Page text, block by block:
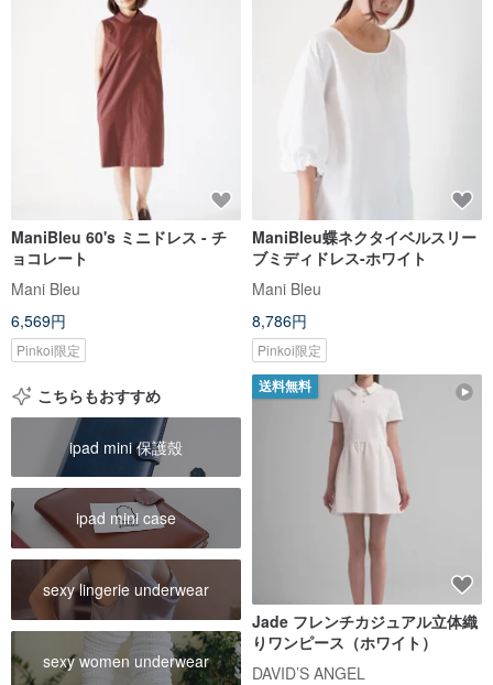
ManiBleu 60's ミニドレス - チ
ョコレート
Mani Bleu
6,569円
Pinkoi限定
ManiBleu蝶ネクタイベルスリー
ブミディドレス-ホワイト
Mani Bleu
8,786円
Pinkoi限定
こちらもおすすめ
ipad mini 保護殼
ipad mini case
sexy lingerie underwear
sexy women underwear
送料無料
Jade フレンチカジュアル立体織
りワンピース（ホワイト）
DAVID’S ANGEL